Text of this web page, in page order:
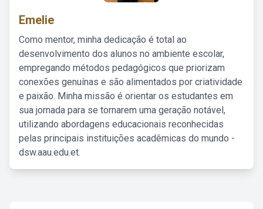
Emelie
Como mentor, minha dedicação é total ao
desenvolvimento dos alunos no ambiente escolar,
empregando métodos pedagógicos que priorizam
conexões genuínas e são alimentados por criatividade
e paixão. Minha missão é orientar os estudantes em
sua jornada para se tornarem uma geração notável,
utilizando abordagens educacionais reconhecidas
pelas principais instituições acadêmicas do mundo -
dsw.aau.edu.et.